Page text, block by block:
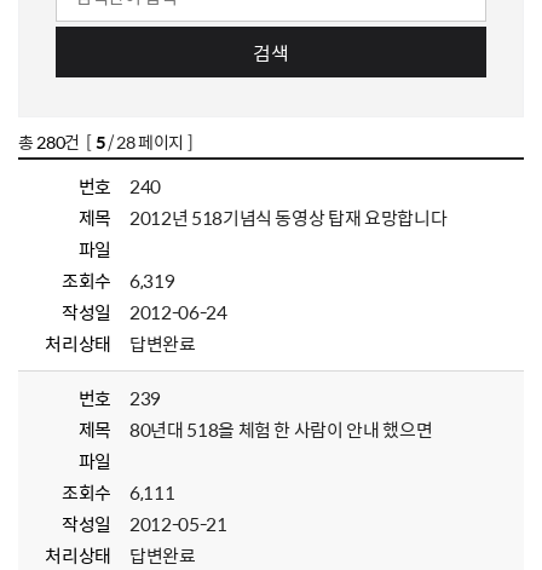
검색
총280건 [5/ 28 페이지 ]
번호
240
제목
2012년 518기념식 동영상 탑재 요망합니다
파일
조회수
6,319
작성일
2012-06-24
처리상태
답변완료
번호
239
제목
80년대 518을 체험 한 사람이 안내 했으면
파일
조회수
6,111
작성일
2012-05-21
처리상태
답변완료